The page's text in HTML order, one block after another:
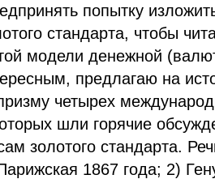
попытку
стандарта, чтобы
модели денежной
предлагаю на
четырех
шли горячие
золотого стандарта.
1867 года; 2)